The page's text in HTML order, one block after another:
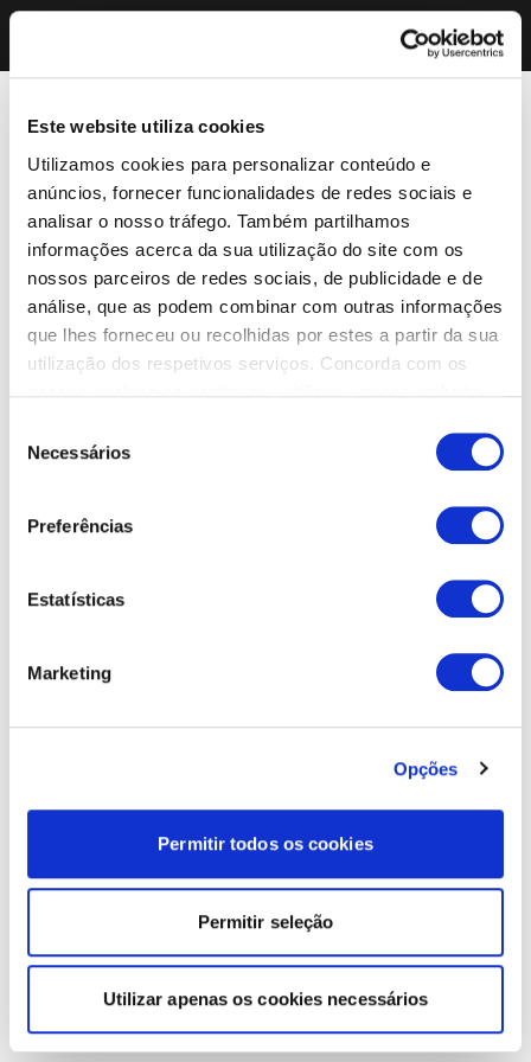
Este website utiliza cookies
Utilizamos cookies para personalizar conteúdo e
anúncios, fornecer funcionalidades de redes sociais e
analisar o nosso tráfego. Também partilhamos
informações acerca da sua utilização do site com os
nossos parceiros de redes sociais, de publicidade e de
análise, que as podem combinar com outras informações
que lhes forneceu ou recolhidas por estes a partir da sua
utilização dos respetivos serviços. Concorda com os
Necessários
Preferências
Estatísticas
Marketing
Opções
Permitir todos os cookies
Permitir seleção
Utilizar apenas os cookies necessários